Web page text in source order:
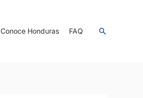
Conoce Honduras FAQ